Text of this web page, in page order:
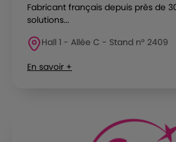
Fabricant français depuis près de
solutions...
Hall 1 - Allée C - Stand n° 2409
En savoir +